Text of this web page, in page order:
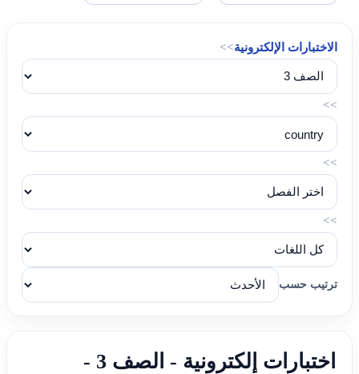
الاختبارات الإلكترونية>>
>>
>>
>>
ترتيب حسب
اختبارات إلكترونية - الصف 3 -